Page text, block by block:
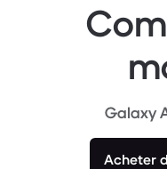
Galaxy
Acheter